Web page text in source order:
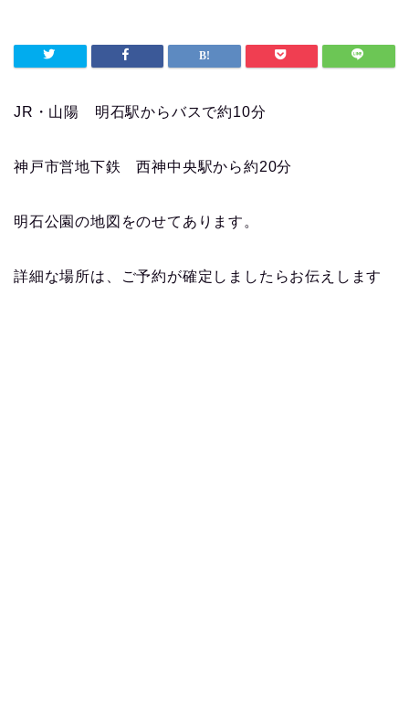
JR・山陽 明石駅からバスで約10分
神戸市営地下鉄 西神中央駅から約20分
明石公園の地図をのせてあります。
詳細な場所は、ご予約が確定しましたらお伝えします